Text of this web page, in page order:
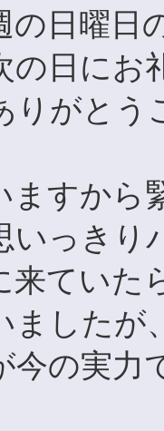
日曜日
の日にお
りがとう
ますか
いっきり
来ていた
ましたが
今の実